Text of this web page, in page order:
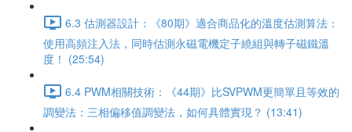
6.3 估測器設計：《80期》適合商品化的溫度估測算法：
使用高頻注入法，同時估測永磁電機定子繞組與轉子磁鐵溫
度！ (25:54)
6.4 PWM相關技術：《44期》比SVPWM更簡單且等效的
調變法：三相偏移值調變法，如何具體實現？ (13:41)